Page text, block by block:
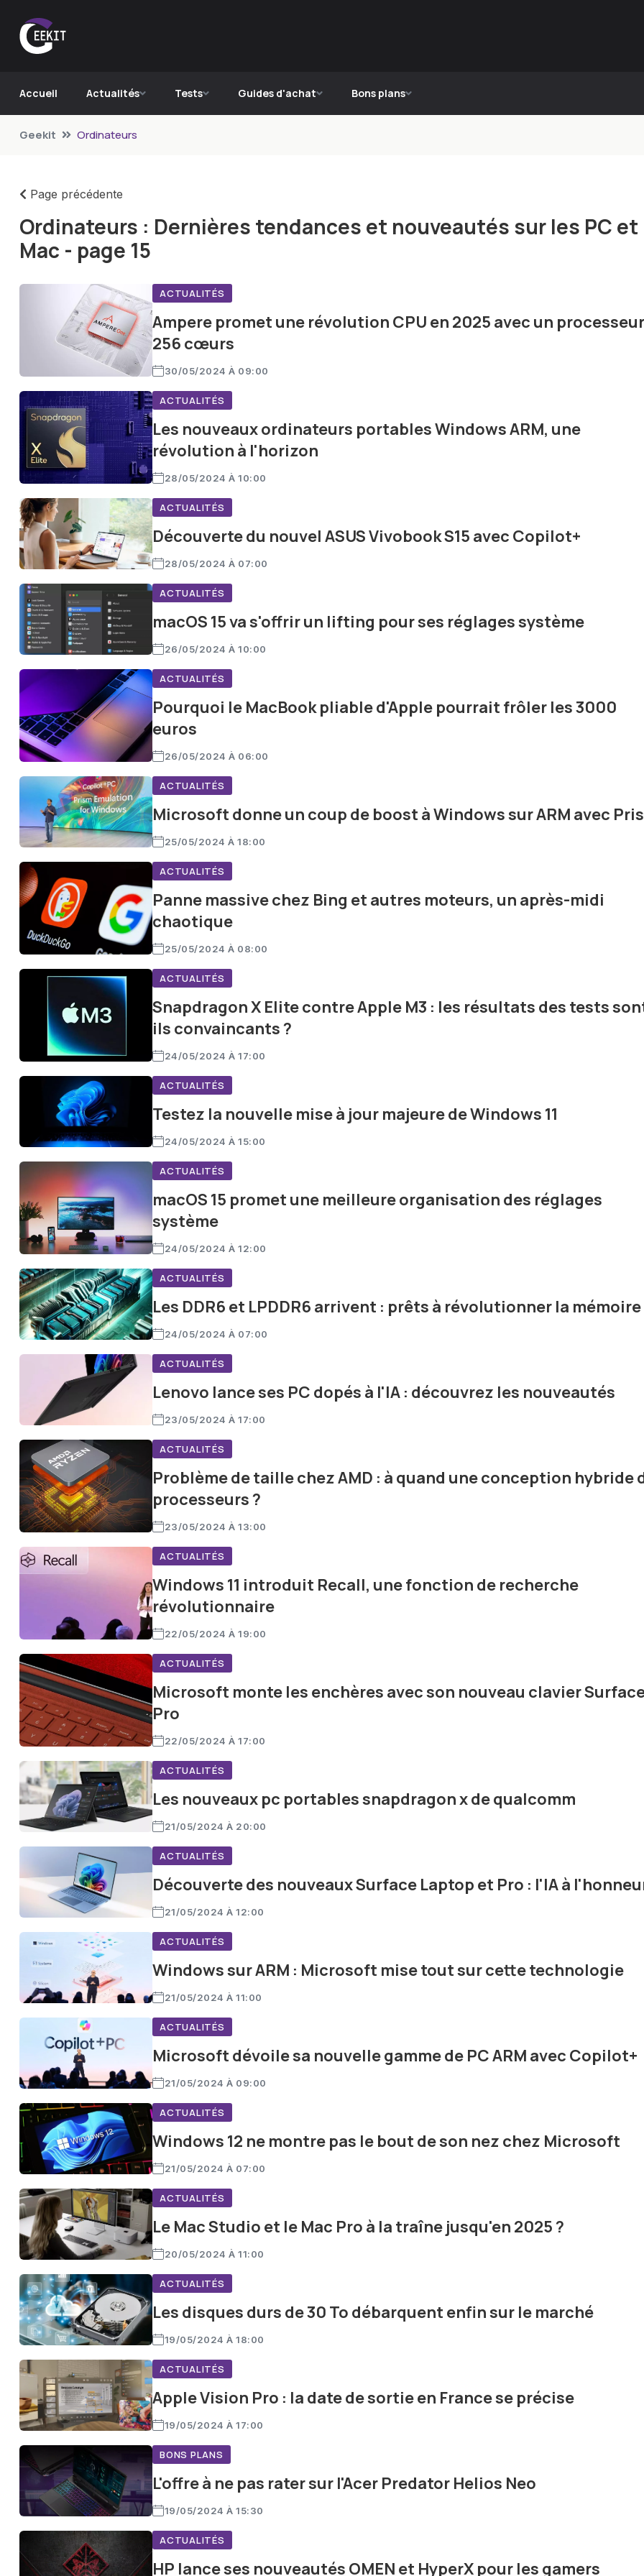
Accueil Actualités Tests Guides d'achat Bons plans
Geekit Ordinateurs
Page précédente
Ordinateurs : Dernières tendances et nouveautés sur les PC et
Mac - page 15
ACTUALITÉS
Ampere promet une révolution CPU en 2025 avec un processeur
256 cœurs
30/05/2024 À 09:00
ACTUALITÉS
Les nouveaux ordinateurs portables Windows ARM, une
révolution à l'horizon
28/05/2024 À 10:00
ACTUALITÉS
Découverte du nouvel ASUS Vivobook S15 avec Copilot+
28/05/2024 À 07:00
ACTUALITÉS
macOS 15 va s'offrir un lifting pour ses réglages système
26/05/2024 À 10:00
ACTUALITÉS
Pourquoi le MacBook pliable d'Apple pourrait frôler les 3000
euros
26/05/2024 À 06:00
ACTUALITÉS
Microsoft donne un coup de boost à Windows sur ARM avec
25/05/2024 À 18:00
ACTUALITÉS
Panne massive chez Bing et autres moteurs, un après-midi
chaotique
25/05/2024 À 08:00
ACTUALITÉS
Snapdragon X Elite contre Apple M3 : les résultats des tests
ils convaincants ?
24/05/2024 À 17:00
ACTUALITÉS
Testez la nouvelle mise à jour majeure de Windows 11
24/05/2024 À 15:00
ACTUALITÉS
macOS 15 promet une meilleure organisation des réglages
système
24/05/2024 À 12:00
ACTUALITÉS
Les DDR6 et LPDDR6 arrivent : prêts à révolutionner la mémoire
24/05/2024 À 07:00
ACTUALITÉS
Lenovo lance ses PC dopés à l'IA : découvrez les nouveautés
23/05/2024 À 17:00
ACTUALITÉS
Problème de taille chez AMD : à quand une conception hybride
processeurs ?
23/05/2024 À 13:00
ACTUALITÉS
Windows 11 introduit Recall, une fonction de recherche
révolutionnaire
22/05/2024 À 19:00
ACTUALITÉS
Microsoft monte les enchères avec son nouveau clavier
Pro
22/05/2024 À 17:00
ACTUALITÉS
Les nouveaux pc portables snapdragon x de qualcomm
21/05/2024 À 20:00
ACTUALITÉS
Découverte des nouveaux Surface Laptop et Pro : l'IA à
21/05/2024 À 12:00
ACTUALITÉS
Windows sur ARM : Microsoft mise tout sur cette technologie
21/05/2024 À 11:00
ACTUALITÉS
Microsoft dévoile sa nouvelle gamme de PC ARM avec Copilot+
21/05/2024 À 09:00
ACTUALITÉS
Windows 12 ne montre pas le bout de son nez chez Microsoft
21/05/2024 À 07:00
ACTUALITÉS
Le Mac Studio et le Mac Pro à la traîne jusqu'en 2025 ?
20/05/2024 À 11:00
ACTUALITÉS
Les disques durs de 30 To débarquent enfin sur le marché
19/05/2024 À 18:00
ACTUALITÉS
Apple Vision Pro : la date de sortie en France se précise
19/05/2024 À 17:00
BONS PLANS
L'offre à ne pas rater sur l'Acer Predator Helios Neo
19/05/2024 À 15:30
ACTUALITÉS
HP lance ses nouveautés OMEN et HyperX pour les gamers